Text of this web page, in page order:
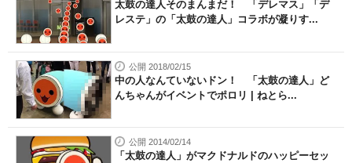
太鼓の達人そのまんまだ！ 「デレマス」「デ
レステ」の「太鼓の達人」コラボが凝りす...
公開 2018/02/15
中の人なんていないドン！ 「太鼓の達人」ど
んちゃんがイベントでポロリ | ねとら...
公開 2014/02/14
「太鼓の達人」がマクドナルドのハッピーセッ